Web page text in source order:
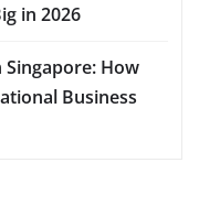
in 2026
How
Business